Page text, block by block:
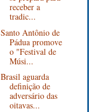
receber a
tradic...
Santo Antônio de
Pádua promove
o "Festival de
Músi...
Brasil aguarda
definição de
adversário das
oitavas...